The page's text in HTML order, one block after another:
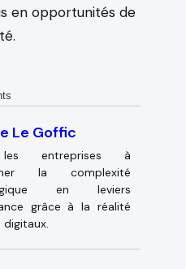
en opportunités de
Le Goffic
les entreprises à
la complexité
en leviers
grâce à la réalité